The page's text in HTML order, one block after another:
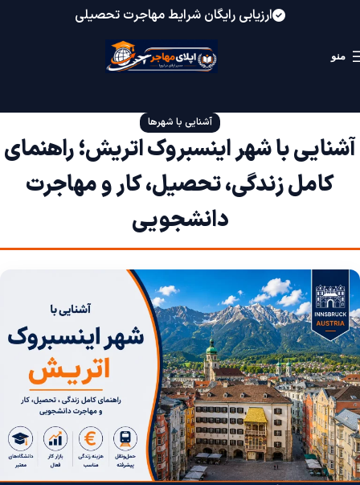
ارزیابی رایگان شرایط مهاجرت تحصیلی
منو
آشنایی با شهرها
آشنایی با شهر اینسبروک اتریش؛ راهنمای
کامل زندگی، تحصیل، کار و مهاجرت
دانشجویی